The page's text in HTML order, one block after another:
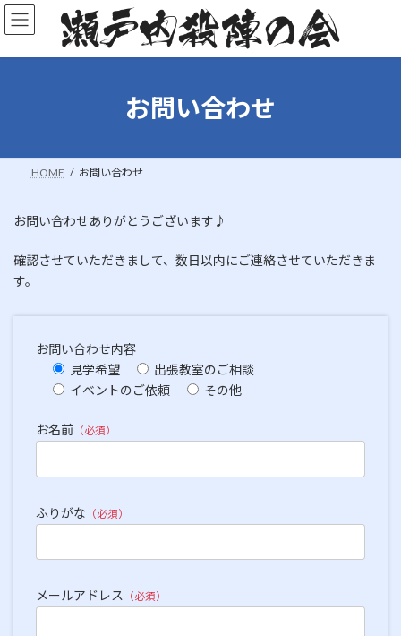
コ
ン
ン
ナ
ビ
ー
お問い合わせ
HOME お問い合わせ
お問い合わせありがとうございます♪
確認させていただきまして、数日以内にご連絡させていただきま
す。
お問い合わせ内容
見学希望
出張教室のご相談
イベントのご依頼
その他
お名前 （必須）
ふりがな （必須）
メールアドレス （必須）